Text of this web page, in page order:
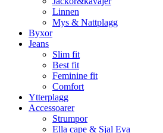
Linnen
Mys & Nattplagg
Byxor
Jeans
Slim fit
Best fit
Feminine fit
Comfort
Ytterplagg
Accessoarer
Strumpor
Ella cape & Sjal Eva